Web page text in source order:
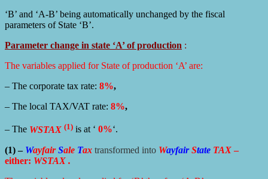
‘B’ and ‘A-B’ being automatically unchanged by the fiscal
parameters of State ‘B’.
Parameter change in state ‘A’ of production :
The variables applied for State of production ‘A’ are:
– The corporate tax rate: 8%,
– The local TAX/VAT rate: 8%,
– The WSTAX (1) is at ‘ 0%‘.
(1) – WayfairSale Tax transformed into WayfairState TAX –
either: WSTAX .